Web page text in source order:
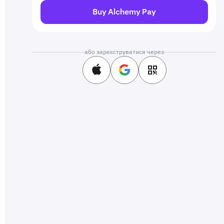
Buy Alchemy Pay
або зареєструватися через